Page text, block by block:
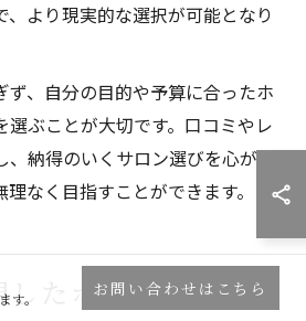
、より現実的な選択が可能となり
ず、自分の目的や予算に合ったホ
選ぶことが大切です。口コミやレ
、納得のいくサロン選びを心がけ
なく目指すことができます。
たホワイトニング
。 お問い合わせはこちら